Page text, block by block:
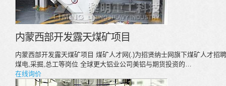
内蒙西部开发露天煤矿项目
内蒙西部开发露天煤矿项目 煤矿人才网(.)为招贤纳士网旗下煤矿人才招
煤电,采掘,总工等岗位 全球更大铝业公司美铝与期货投资的…
在线询价